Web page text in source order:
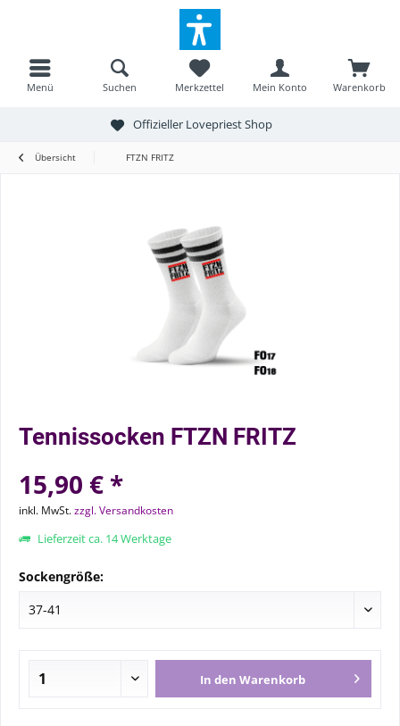
Menü Warenkorb
Merkzettel Mein Konto
Suchen
Offizieller Lovepriest Shop
Übersicht FTZN FRITZ
Tennissocken FTZN FRITZ
15,90 € *
inkl. MwSt.zzgl. Versandkosten
Lieferzeit ca. 14 Werktage
Sockengröße:
In den Warenkorb